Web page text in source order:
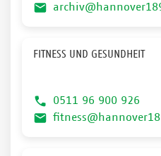
FITNESS UND GESUNDHEIT
0511 96 900 926